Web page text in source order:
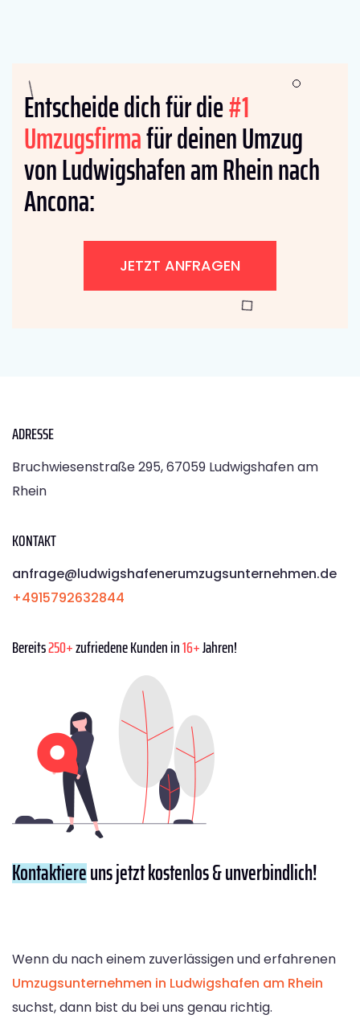
Entscheide dich für die#1
Umzugsfirmafür deinen Umzug
von Ludwigshafen am Rhein nach
Ancona:
JETZT ANFRAGEN
ADRESSE
Bruchwiesenstraße 295, 67059 Ludwigshafen am
Rhein
KONTAKT
anfrage@ludwigshafenerumzugsunternehmen.de
+4915792632844
Bereits250+zufriedene Kunden in16+Jahren!
Kontaktiereuns jetzt kostenlos & unverbindlich!
Wenn du nach einem zuverlässigen und erfahrenen
Umzugsunternehmen in Ludwigshafen am Rhein
suchst, dann bist du bei uns genau richtig.